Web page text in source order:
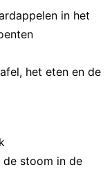
in het
het eten en de
stoom in de